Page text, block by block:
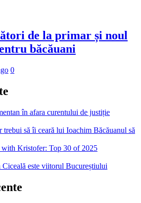
de la primar și noul
băcăuani
0
în afara curentului de justiție
trebui să îi ceară lui Ioachim Băcăuanul să
Kristofer: Top 30 of 2025
Ciceală este viitorul Bucureștiului